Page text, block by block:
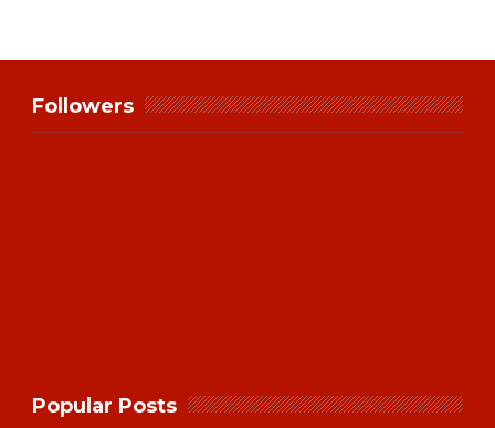
Followers
Popular Posts